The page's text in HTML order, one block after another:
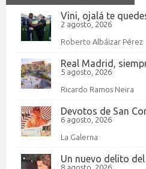
Vini, ojalá te
2 agosto, 2026
Roberto Albáizar Pérez
Real Madrid,
5 agosto, 2026
Ricardo Ramos Neira
Devotos de San
6 agosto, 2026
La Galerna
Un nuevo delito del
8 agosto, 2026